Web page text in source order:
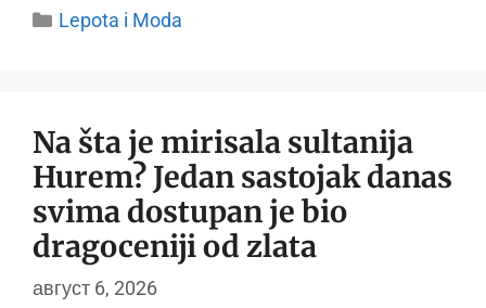
Categories
Lepota i Moda
Na šta je mirisala sultanija
Hurem? Jedan sastojak danas
svima dostupan je bio
dragoceniji od zlata
август 6, 2026